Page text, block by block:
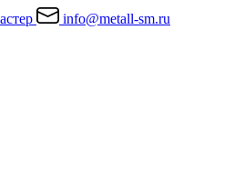
info@metall-sm.ru